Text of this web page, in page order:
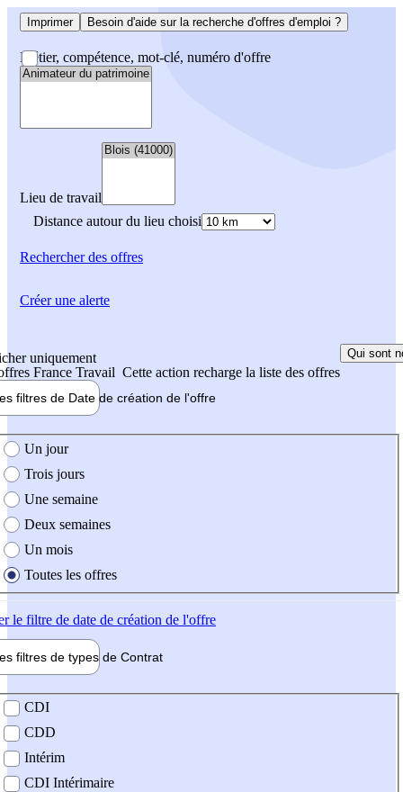
Imprimer Besoin d'aide sur la recherche d'offres d'emploi ?
Métier, compétence, mot-clé, numéro d'offre
Lieu de travail
Distance autour du lieu choisi
Rechercherdes offres
uniquement
France Travail Cette action recharge la liste des offres
Qui sont
filtres de Date de création de l'offre
création de l'offre
Un jour
Trois jours
Une semaine
Deux semaines
Un mois
Toutes les offres
le filtre de date de création de l'offre
filtres de types de Contrat
contrat
CDI
CDD
Intérim
CDI Intérimaire
Créer une alerte